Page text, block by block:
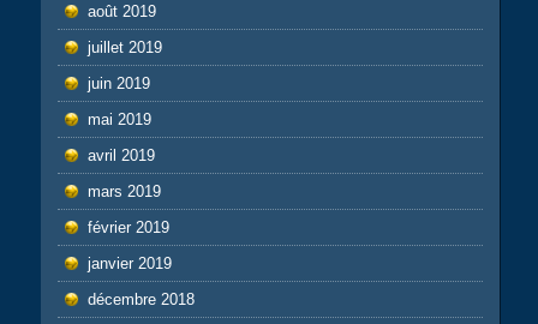
août 2019
juillet 2019
juin 2019
mai 2019
avril 2019
mars 2019
février 2019
janvier 2019
décembre 2018